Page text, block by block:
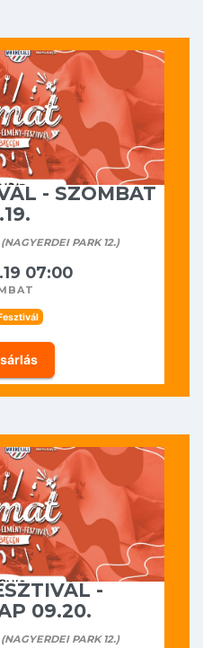
- SZOMBAT
PARK 12.)
07:00
-
09.20.
PARK 12.)